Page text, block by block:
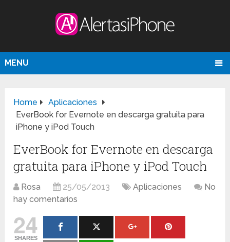
MENU
Home
Aplicaciones
EverBook for Evernote en descarga gratuita para
iPhone y iPod Touch
EverBook for Evernote en descarga
gratuita para iPhone y iPod Touch
Rosa 25/05/2013 Aplicaciones
No
hay comentarios
24
SHARES